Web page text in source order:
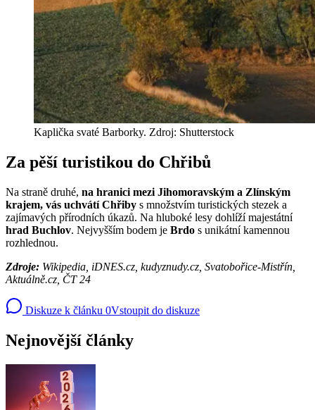
Kaplička svaté Barborky. Zdroj: Shutterstock
Za pěší turistikou do Chřibů
Na straně druhé, na hranici mezi Jihomoravským a Zlínským
krajem, vás uchvátí Chřiby s množstvím turistických stezek a
zajímavých přírodních úkazů. Na hluboké lesy dohlíží majestátní
hrad Buchlov. Nejvyšším bodem je Brdo s unikátní kamennou
rozhlednou.
Zdroje: Wikipedia, iDNES.cz, kudyznudy.cz, Svatobořice-Mistřín,
Aktuálně.cz, ČT 24
Diskuze k článku 0Vstoupit do diskuze
Nejnovější články